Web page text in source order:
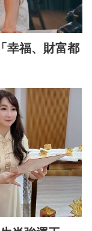
幸福、財富都